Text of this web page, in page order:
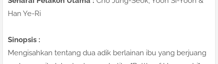
Han Ye-Ri
Sinopsis :
Mengisahkan tentang dua adik berlainan ibu yang berjuang